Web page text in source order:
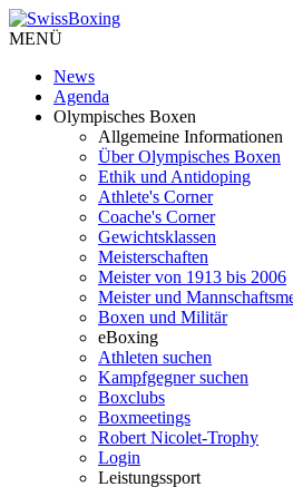
MENÜ
News
Agenda
Olympisches Boxen
Allgemeine Informationen
Über Olympisches Boxen
Ethik und Antidoping
Athlete's Corner
Coache's Corner
Gewichtsklassen
Meisterschaften
Meister von 1913 bis 2006
Meister und
Boxen und Militär
eBoxing
Athleten suchen
Kampfgegner suchen
Boxclubs
Boxmeetings
Robert Nicolet-Trophy
Login
Leistungssport